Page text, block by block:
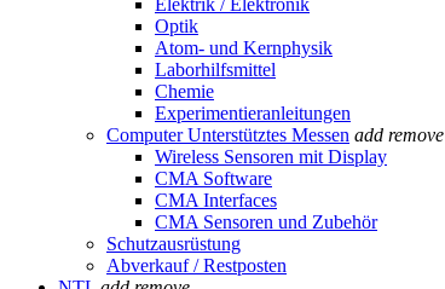
Elektrik / Elektronik
Optik
Atom- und Kernphysik
Laborhilfsmittel
Chemie
Experimentieranleitungen
Computer Unterstütztes Messen add remove
Wireless Sensoren mit Display
CMA Software
CMA Interfaces
CMA Sensoren und Zubehör
Schutzausrüstung
Abverkauf / Restposten